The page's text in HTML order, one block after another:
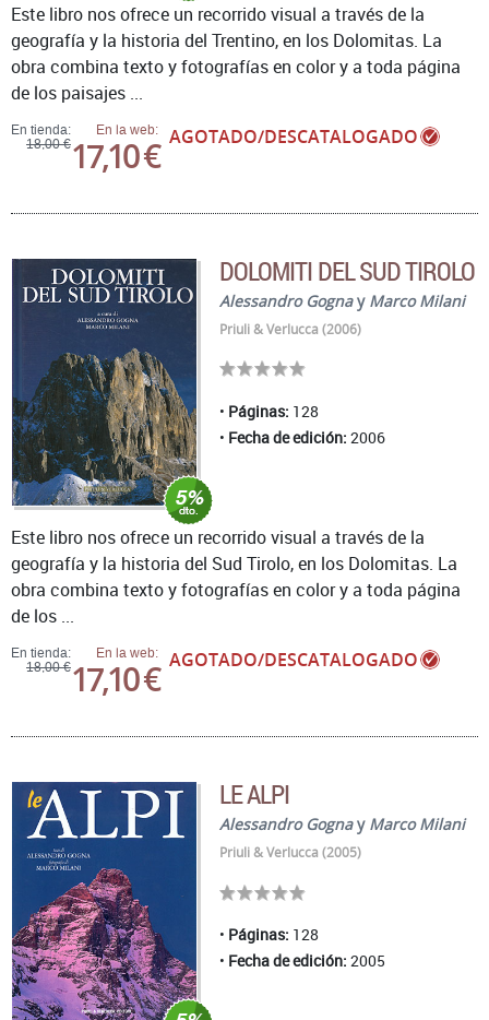
En tienda:
18,00 €
En la web:
17,10 € AGOTADO/DESCATALOGADO
Este libro nos ofrece un recorrido visual a través de la
geografía y la historia del Trentino, en los Dolomitas. La
obra combina texto y fotografías en color y a toda página
de los paisajes ...
DOLOMITI DEL SUD TIROLO
Alessandro Gognay Marco Milani
Priuli & Verlucca (2006)
Páginas: 128
Fecha de edición: 2006
En tienda:
18,00 €
En la web:
17,10 € AGOTADO/DESCATALOGADO
Este libro nos ofrece un recorrido visual a través de la
geografía y la historia del Sud Tirolo, en los Dolomitas. La
obra combina texto y fotografías en color y a toda página
de los ...
LE ALPI
Alessandro Gognay Marco Milani
Priuli & Verlucca (2005)
Páginas: 128
Fecha de edición: 2005